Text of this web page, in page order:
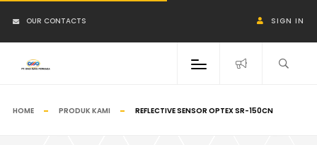
OUR CONTACTS SIGN IN
HOME PRODUK KAMI REFLECTIVE SENSOR OPTEX SR-150CN